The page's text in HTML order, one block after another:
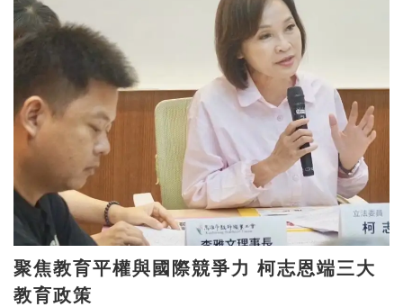
聚焦教育平權與國際競爭力 柯志恩端三大
教育政策